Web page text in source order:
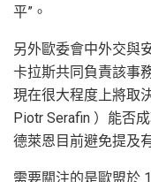
平”。
另外歐委會中外交與
卡拉斯共同負責該事
現在很大程度上將取
Piotr Serafin ）能否
德萊恩目前避免提及
需要關注的是歐盟於